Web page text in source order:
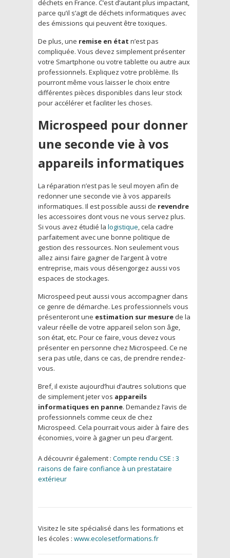
déchets en France. C’est d’autant plus impactant,
parce qu’il s’agit de déchets informatiques avec
des émissions qui peuvent être toxiques.
De plus, une remise en état n’est pas
compliquée. Vous devez simplement présenter
votre Smartphone ou votre tablette ou autre aux
professionnels. Expliquez votre problème. Ils
pourront même vous laisser le choix entre
différentes pièces disponibles dans leur stock
pour accélérer et faciliter les choses.
Microspeed pour donner
une seconde vie à vos
appareils informatiques
La réparation n’est pas le seul moyen afin de
redonner une seconde vie à vos appareils
informatiques. Il est possible aussi de revendre
les accessoires dont vous ne vous servez plus.
Si vous avez étudié la logistique, cela cadre
parfaitement avec une bonne politique de
gestion des ressources. Non seulement vous
allez ainsi faire gagner de l’argent à votre
entreprise, mais vous désengorgez aussi vos
espaces de stockages.
Microspeed peut aussi vous accompagner dans
ce genre de démarche. Les professionnels vous
présenteront une estimation sur mesure de la
valeur réelle de votre appareil selon son âge,
son état, etc. Pour ce faire, vous devez vous
présenter en personne chez Microspeed. Ce ne
sera pas utile, dans ce cas, de prendre rendez-
vous.
Bref, il existe aujourd’hui d’autres solutions que
de simplement jeter vos appareils
informatiques en panne. Demandez l’avis de
professionnels comme ceux de chez
Microspeed. Cela pourrait vous aider à faire des
économies, voire à gagner un peu d’argent.
A découvrir également : Compte rendu CSE : 3
raisons de faire confiance à un prestataire
extérieur
Visitez le site spécialisé dans les formations et
les écoles : www.ecolesetformations.fr